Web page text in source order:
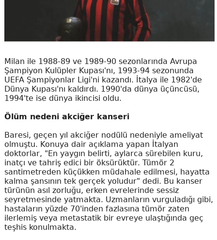
Milan ile 1988-89 ve 1989-90 sezonlarında Avrupa
Şampiyon Kulüpler Kupası'nı, 1993-94 sezonunda
UEFA Şampiyonlar Ligi'ni kazandı. İtalya ile 1982'de
Dünya Kupası'nı kaldırdı. 1990'da dünya üçüncüsü,
1994'te ise dünya ikincisi oldu.
Ölüm nedeni akciğer kanseri
Baresi, geçen yıl akciğer nodülü nedeniyle ameliyat
olmuştu. Konuya dair açıklama yapan İtalyan
doktorlar, "En yaygın belirti, aylarca sürebilen kuru,
inatçı ve tahriş edici bir öksürüktür. Tümör 2
santimetreden küçükken müdahale edilmesi, hayatta
kalma şansının tek gerçek yoludur" dedi. Bu kanser
türünün asıl zorluğu, erken evrelerinde sessiz
seyretmesinde yatmakta. Uzmanların vurguladığı gibi,
hastaların yüzde 70'inden fazlasına tümör zaten
ilerlemiş veya metastatik bir evreye ulaştığında geç
teşhis konulmakta.